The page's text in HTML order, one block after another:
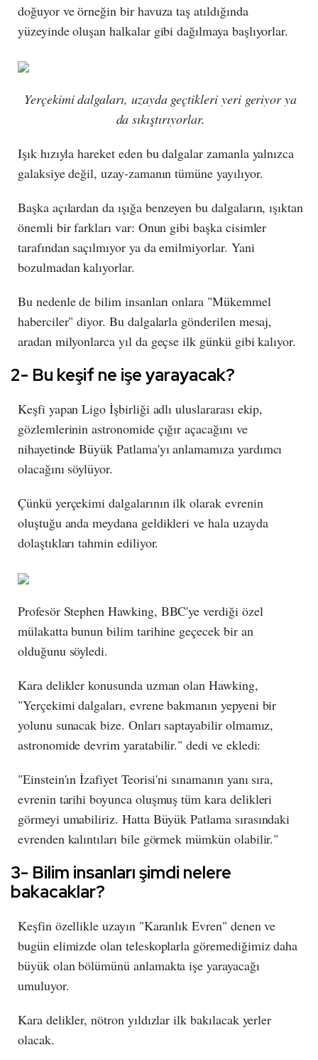
doğuyor ve örneğin bir havuza taş atıldığında
yüzeyinde oluşan halkalar gibi dağılmaya başlıyorlar.
Yerçekimi dalgaları, uzayda geçtikleri yeri geriyor ya
da sıkıştırıyorlar.
Işık hızıyla hareket eden bu dalgalar zamanla yalnızca
galaksiye değil, uzay-zamanın tümüne yayılıyor.
Başka açılardan da ışığa benzeyen bu dalgaların, ışıktan
önemli bir farkları var: Onun gibi başka cisimler
tarafından saçılmıyor ya da emilmiyorlar. Yani
bozulmadan kalıyorlar.
Bu nedenle de bilim insanları onlara "Mükemmel
haberciler" diyor. Bu dalgalarla gönderilen mesaj,
aradan milyonlarca yıl da geçse ilk günkü gibi kalıyor.
2- Bu keşif ne işe yarayacak?
Keşfi yapan Ligo İşbirliği adlı uluslararası ekip,
gözlemlerinin astronomide çığır açacağını ve
nihayetinde Büyük Patlama'yı anlamamıza yardımcı
olacağını söylüyor.
Çünkü yerçekimi dalgalarının ilk olarak evrenin
oluştuğu anda meydana geldikleri ve hala uzayda
dolaştıkları tahmin ediliyor.
Profesör Stephen Hawking, BBC'ye verdiği özel
mülakatta bunun bilim tarihine geçecek bir an
olduğunu söyledi.
Kara delikler konusunda uzman olan Hawking,
"Yerçekimi dalgaları, evrene bakmanın yepyeni bir
yolunu sunacak bize. Onları saptayabilir olmamız,
astronomide devrim yaratabilir." dedi ve ekledi:
"Einstein'ın İzafiyet Teorisi'ni sınamanın yanı sıra,
evrenin tarihi boyunca oluşmuş tüm kara delikleri
görmeyi umabiliriz. Hatta Büyük Patlama sırasındaki
evrenden kalıntıları bile görmek mümkün olabilir."
3- Bilim insanları şimdi nelere
bakacaklar?
Keşfin özellikle uzayın "Karanlık Evren" denen ve
bugün elimizde olan teleskoplarla göremediğimiz daha
büyük olan bölümünü anlamakta işe yarayacağı
umuluyor.
Kara delikler, nötron yıldızlar ilk bakılacak yerler
olacak.